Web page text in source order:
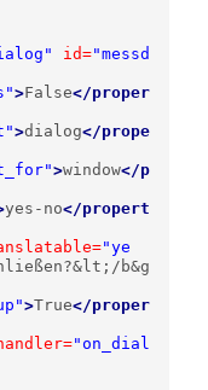
id="messd
>False</proper
>dialog</prope
>window</p
yes-no</propert
"ye
&lt; /b&g
>True</proper
"on_dial